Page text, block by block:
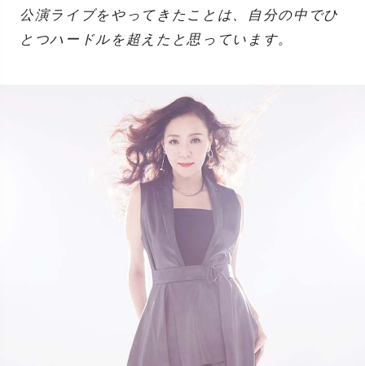
公演ライブをやってきたことは、自分の中でひ
とつハードルを超えたと思っています。